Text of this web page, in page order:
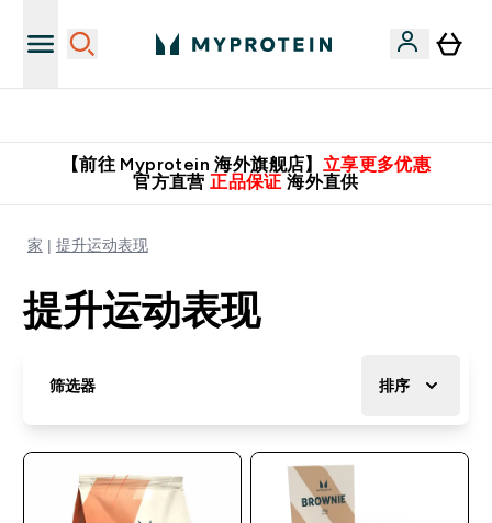
【前往 Myprotein 海外旗舰店】 立享更多优惠
官方直营 正品保证 海外直供
家 提升运动表现
提升运动表现
筛选器 排序